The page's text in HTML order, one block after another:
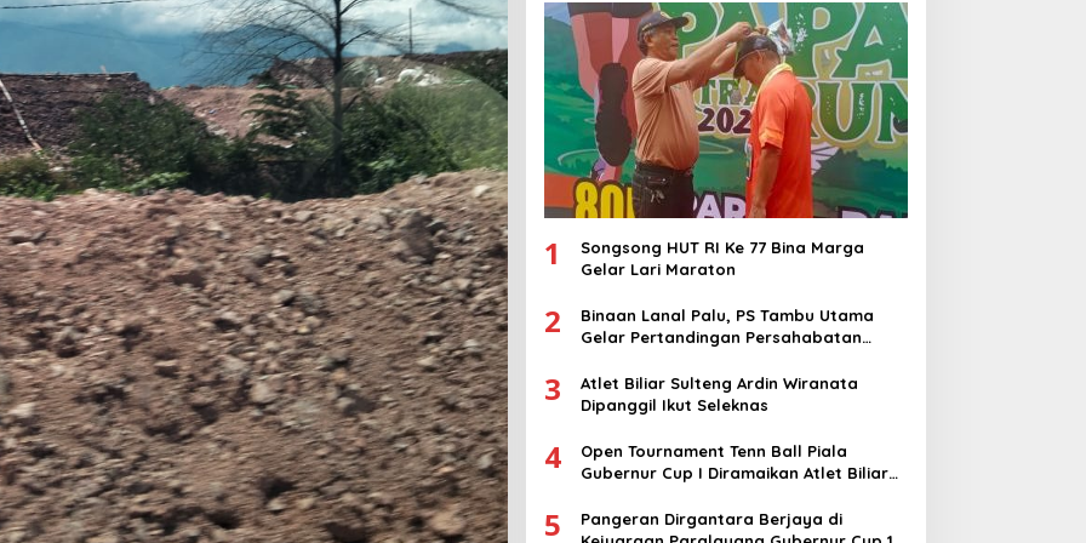
1
Songsong HUT RI Ke 77 Bina Marga
Gelar Lari Maraton
2
Binaan Lanal Palu, PS Tambu Utama
Gelar Pertandingan Persahabatan
3
Atlet Biliar Sulteng Ardin Wiranata
Dipanggil Ikut Seleknas
4
Open Tournament Tenn Ball Piala
Gubernur Cup I Diramaikan Atlet Biliar
5
Pangeran Dirgantara Berjaya di